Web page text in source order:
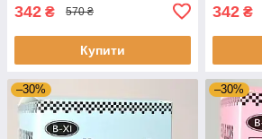
342 ₴ 570 ₴
Купити
342 ₴
–30% –30%